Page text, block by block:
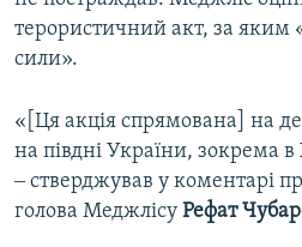
терористичний акт, за яким
сили».
«[Ця акція спрямована] на
на півдні України, зокрема в
‒ стверджував у коментарі
голова Меджлісу Рефат